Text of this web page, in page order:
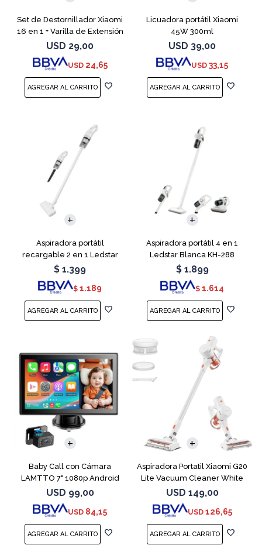
Set de Destornillador Xiaomi
16 en 1 + Varilla de Extensión
USD 29,00
USD 24,65
Licuadora portátil Xiaomi
45W 300ml
USD 39,00
USD 33,15
Aspiradora portátil
recargable 2 en 1 Ledstar
SR-133
$ 1.399
$ 1.189
Aspiradora portátil 4 en 1
Ledstar Blanca KH-288
$ 1.899
$ 1.614
Baby Call con Cámara
LAMTTO 7" 1080p Android
Auto CarPlay
USD 99,00
USD 84,15
Aspiradora Portatil Xiaomi G20
Lite Vacuum Cleaner White
USD 149,00
USD 126,65